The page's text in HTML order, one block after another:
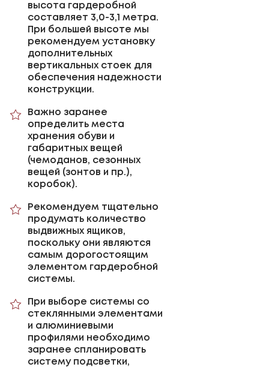
высота гардеробной
составляет 3,0-3,1 метра.
При большей высоте мы
рекомендуем установку
дополнительных
вертикальных стоек для
обеспечения надежности
конструкции.
Важно заранее
определить места
хранения обуви и
габаритных вещей
(чемоданов, сезонных
вещей (зонтов и пр.),
коробок).
Рекомендуем тщательно
продумать количество
выдвижных ящиков,
поскольку они являются
самым дорогостоящим
элементом гардеробной
системы.
При выборе системы со
стеклянными элементами
и алюминиевыми
профилями необходимо
заранее спланировать
систему подсветки,